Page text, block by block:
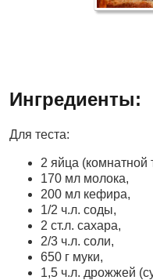
Ингредиенты:
Для теста:
2 яйца (комнатной
170 мл молока,
200 мл кефира,
1/2 ч.л. соды,
2 ст.л. сахара,
2/3 ч.л. соли,
650 г муки,
1,5 ч.л. дрожжей